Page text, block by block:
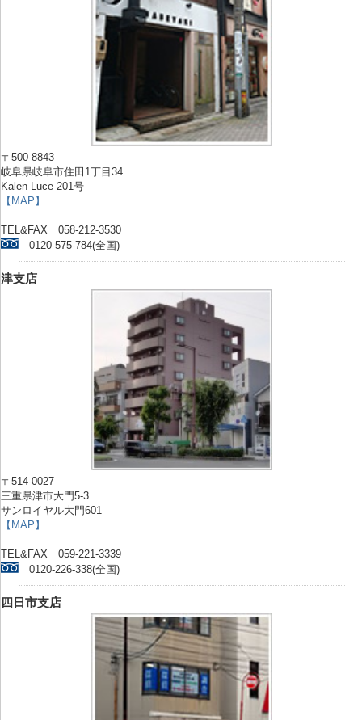
〒500-8843
岐阜県岐阜市住田1丁目34
Kalen Luce 201号
【MAP】
TEL&FAX 058-212-3530
0120-575-784(全国)
津支店
〒514-0027
三重県津市大門5-3
サンロイヤル大門601
【MAP】
TEL&FAX 059-221-3339
0120-226-338(全国)
四日市支店